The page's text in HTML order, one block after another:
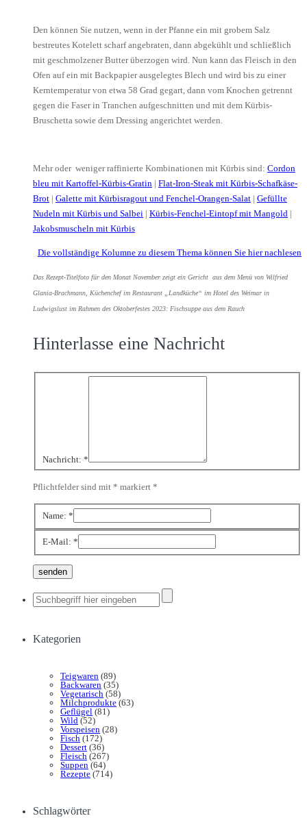
Den können Sie nutzen, wenn in der Pfanne ein mit grobem Salz
bestreutes Kotelett scharf angebraten, dann abgekühlt und schließlich
mit geschmolzener Butter überzogen wird. Nun kann das Fleisch in den
Ofen auf ein mit Backpapier ausgelegtes Blech und wird bis zu einer
Kerntemperatur von etwa 58 Grad gegart, dann vom Knochen getrennt
gegen die Faser in Tranchen aufgeschnitten und mit dem Kürbis-
Bruschetta sowie dem Dressing angerichtet werden.
Mehr oder weniger raffinierte Kombinationen mit Kürbis sind: Cordon
bleu mit Kartoffel-Kürbis-Gratin | Flat-Iron-Steak mit Kürbis-Schafkäse-
Brot | Galette mit Kürbisragout und Fenchel-Orangen-Salat | Gefüllte
Nudeln mit Kürbis und Salbei | Kürbis-Fenchel-Eintopf mit Mangold |
Jakobsmuscheln mit Kürbis
Die vollständige Kolumne zu diesem Thema können Sie hier nachlesen
Das Rezept-Titelfoto für den Monat November zeigt ein Gericht aus dem Menü von Wilfried
Glania-Brachmann, Küchenchef im Restaurant „Landküche“ im Hotel des Weimar in
Ludwigslust im Rahmen des Oktoberfestes 2023: Fischsuppe aus dem Rauch
Hinterlasse eine Nachricht
Nachricht: *
Pflichtfelder sind mit * markiert *
Name: *
E-Mail: *
Kategorien
Teigwaren (89)
Backwaren (35)
Vegetarisch (58)
Milchprodukte (63)
Geflügel (81)
Wild (52)
Vorspeisen (28)
Fisch (172)
Dessert (36)
Fleisch (267)
Suppen (64)
Rezepte (714)
Schlagwörter